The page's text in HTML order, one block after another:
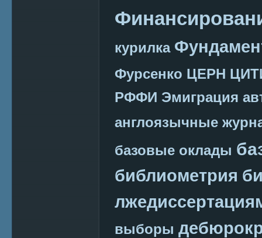
курилка
Фурсенко ЦЕРН
РФФИ Эмиграция
англоязычные
базовые оклады
библиометрия
выборы